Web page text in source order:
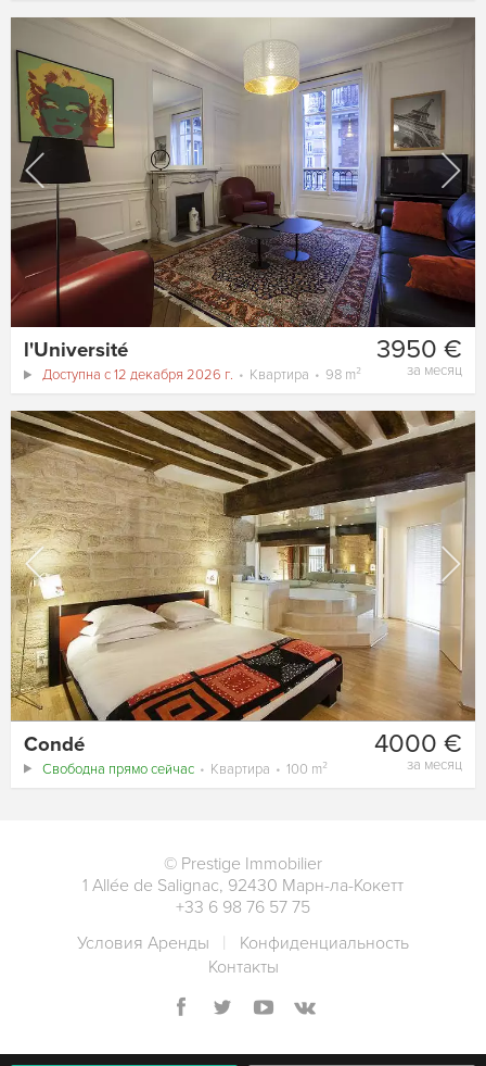
3950 €
за месяц
l'Université
Доступна с 12 декабря 2026 г. Квартира 98 m²
4000 €
за месяц
Condé
Свободна прямо сейчас Квартира 100 m²
© Prestige Immobilier
1 Allée de Salignac, 92430 Марн-ла-Кокетт
+33 6 98 76 57 75
Условия Аренды
Конфиденциальность
Контакты